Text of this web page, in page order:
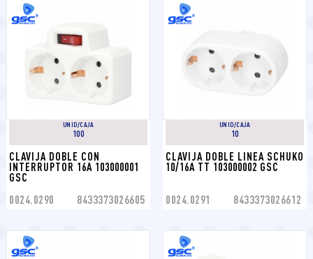
UNID/CAJA
100
CLAVIJA DOBLE CON
INTERRUPTOR 16A 103000001
GSC
0024.0290 8433373026605
UNID/CAJA
10
CLAVIJA DOBLE LINEA SCHUKO
10/16A TT 103000002 GSC
0024.0291 8433373026612